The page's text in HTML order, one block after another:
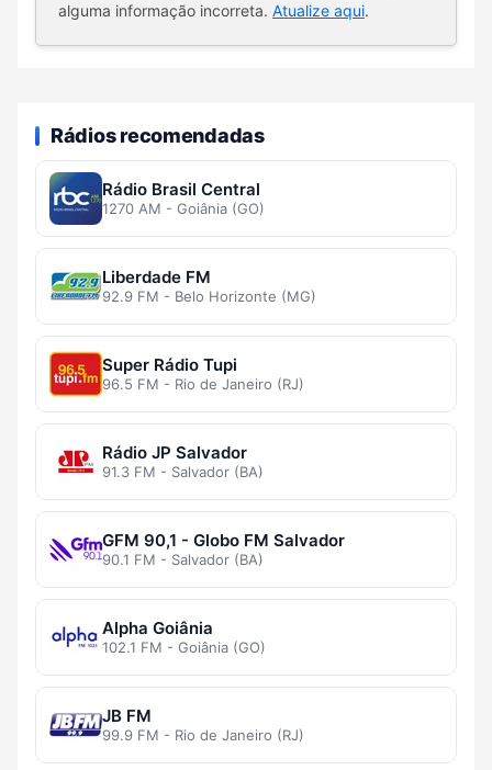
alguma informação incorreta. Atualize aqui.
Rádios recomendadas
Rádio Brasil Central
1270 AM - Goiânia (GO)
Liberdade FM
92.9 FM - Belo Horizonte (MG)
Super Rádio Tupi
96.5 FM - Rio de Janeiro (RJ)
Rádio JP Salvador
91.3 FM - Salvador (BA)
GFM 90,1 - Globo FM Salvador
90.1 FM - Salvador (BA)
Alpha Goiânia
102.1 FM - Goiânia (GO)
JB FM
99.9 FM - Rio de Janeiro (RJ)